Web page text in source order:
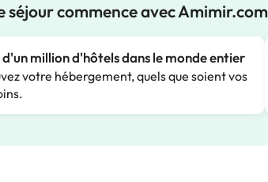
séjour commence avec Amimir.com
d'un million d'hôtels dans le monde entier
votre hébergement, quels que soient vos